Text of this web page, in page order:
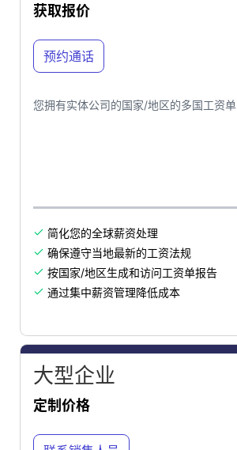
获取报价
预约通话
您拥有实体公司的国家/地区的多国工资单
 简化您的全球薪资处理
 确保遵守当地最新的工资法规
 按国家/地区生成和访问工资单报告
 通过集中薪资管理降低成本
大型企业
定制价格